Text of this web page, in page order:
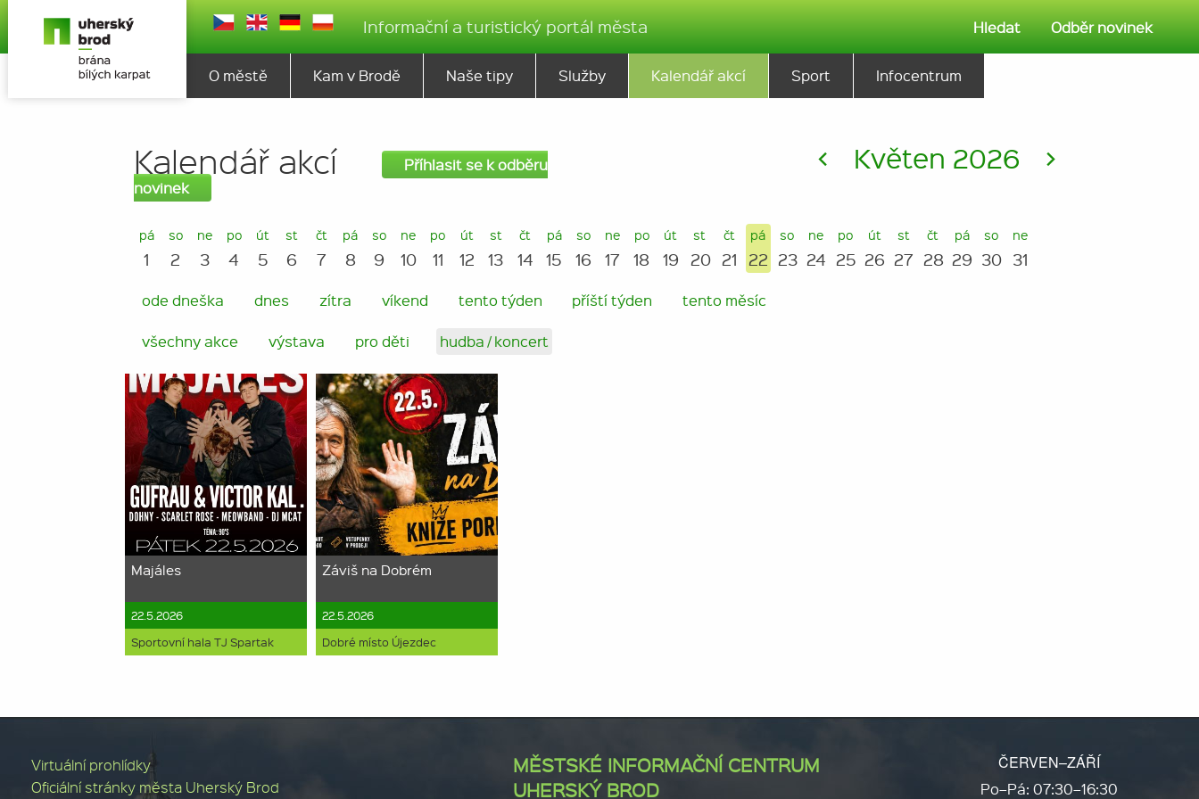
Informační a turistický portál města Hledat Odběr novinek
O městě Kam v Brodě Naše tipy Služby Kalendář akcí Sport Infocentrum
Kalendář akcí
Příhlasit se k odběru
novinek
< Květen 2026 >
pá
1
so
2
ne
3
po
4
út
5
st
6
čt
7
pá
8
so
9
ne
10
po
11
út
12
st
13
čt
14
pá
15
so
16
ne
17
po
18
út
19
st
20
čt
21
pá
22
so
23
ne
24
po
25
út
26
st
27
čt
28
pá
29
so
30
ne
31
ode dneška dnes zítra víkend tento týden příští týden tento měsíc
všechny akce výstava pro děti hudba / koncert
Majáles
22.5.2026
Sportovní hala TJ Spartak
Záviš na Dobrém
22.5.2026
Dobré místo Újezdec
Virtuální prohlídky
Oficiální stránky města Uherský Brod
MĚSTSKÉ INFORMAČNÍ CENTRUM
UHERSKÝ BROD
ČERVEN–ZÁŘÍ
Po–Pá: 07:30–16:30